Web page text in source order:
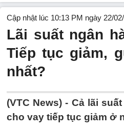
Cập nhật lúc 10:13 PM ngày 22/
Lãi suất ngân
Tiếp tục giảm,
nhất?
(VTC News) - Cả lãi
cho vay tiếp tục giảm ở